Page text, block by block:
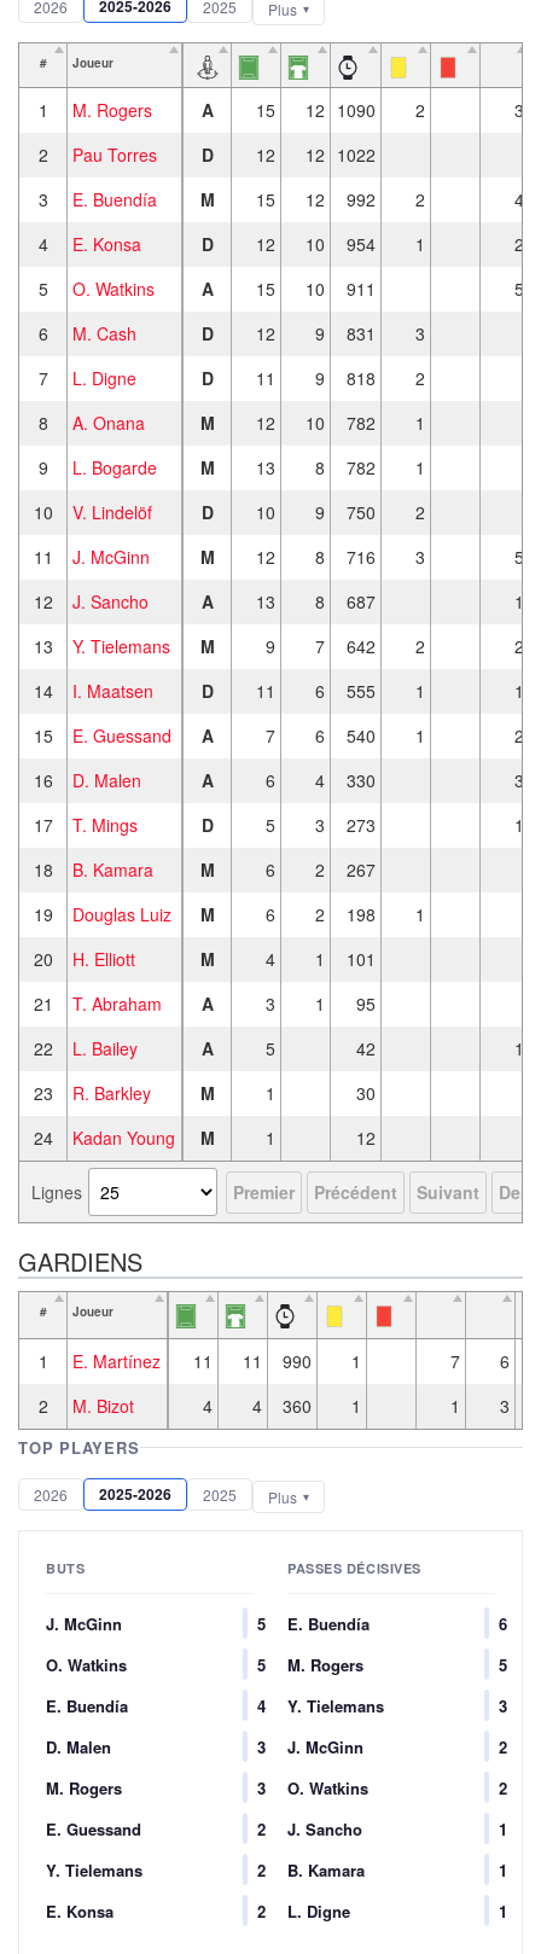
2026 2025-2026 2025 Plus
# Joueur
1 M. Rogers A 15 12 1090 2
3
2
Pau Torres D 12 12 1022
3
E. Buendía M 15 12 992 2
4
4
E. Konsa D 12 10 954 1
2
5
O. Watkins A 15 10 911
5
6
M. Cash D 12 9 831
3
7
L. Digne D 11 9 818
2
8
A. Onana M 12 10 782
1
9
L. Bogarde M 13 8 782
1
10
V. Lindelöf D 10 9 750
2
11
J. McGinn M 12 8 716 3
5
12
J. Sancho A 13 8 687
1
13
Y. Tielemans M 9 7 642 2
2
14
I. Maatsen D 11 6 555 1
1
15
E. Guessand A 7 6 540 1
2
16
D. Malen A 6 4 330
3
17
T. Mings D 5 3 273
1
18
B. Kamara M 6 2
267
19
Douglas Luiz M 6 2 198
1
20
H. Elliott M 4 1
101
21
T. Abraham A 3 1
95
22
L. Bailey A 5 42
1
23
R. Barkley M 1
30
24
Kadan Young M 1 12
Lignes Premier Précédent Suivant
GARDIENS
# Joueur
1 E. Martínez 11 11 990 1 7 6
2
M. Bizot 4 4 360 1 1 3
TOP PLAYERS
2026 2025-2026 2025 Plus
BUTS
J. McGinn
5
O. Watkins
5
E. Buendía
4
D. Malen
3
M. Rogers
3
E. Guessand
2
Y. Tielemans
2
E. Konsa
2
PASSES DÉCISIVES
E. Buendía
6
M. Rogers
5
Y. Tielemans
3
J. McGinn
2
O. Watkins
2
J. Sancho
1
B. Kamara
1
L. Digne
1